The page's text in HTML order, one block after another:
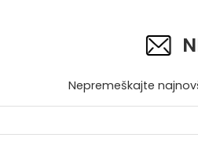
Nepremeškajte